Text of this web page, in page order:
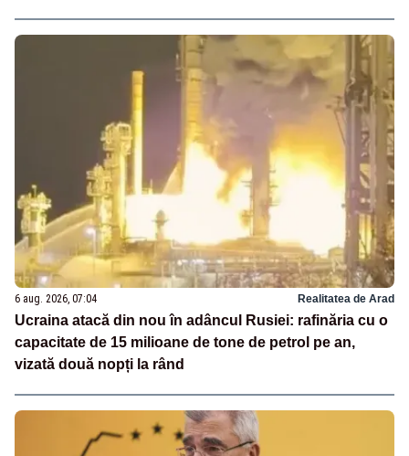
6 aug. 2026, 07:04 Realitatea de Arad
Ucraina atacă din nou în adâncul Rusiei: rafinăria cu o
capacitate de 15 milioane de tone de petrol pe an,
vizată două nopți la rând